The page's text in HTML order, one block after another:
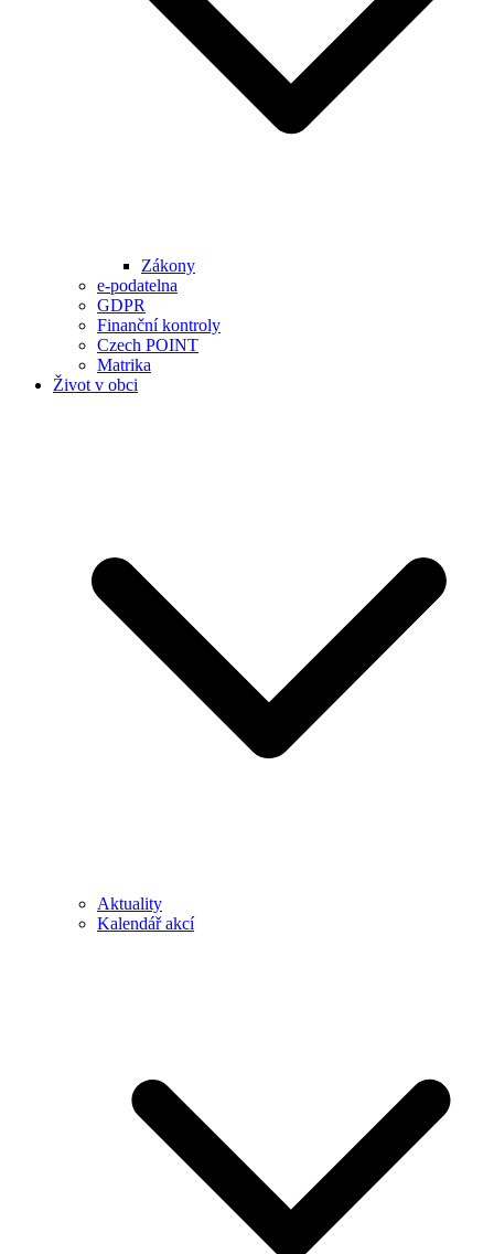
Zákony
e-podatelna
GDPR
Finanční kontroly
Czech POINT
Matrika
Život v obci
Aktuality
Kalendář akcí